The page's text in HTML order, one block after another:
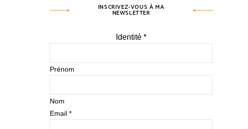
INSCRIVEZ-VOUS À MA
NEWSLETTER
Identité *
Prénom
Nom
Email *